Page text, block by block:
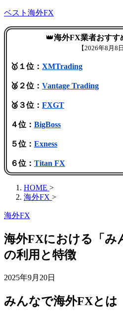
ベスト海外FX
👑海外FX業者おすす
【2026年8月8
🥇１位： XMTrading
🥈２位： Vantage Trading
🥉３位： FXGT
４位： BigBoss
５位： Exness
６位： Titan FX
HOME >
海外FX >
海外FX
海外FXにおける「み
の利用と特徴
2025年9月20日
みんなで海外FXとは